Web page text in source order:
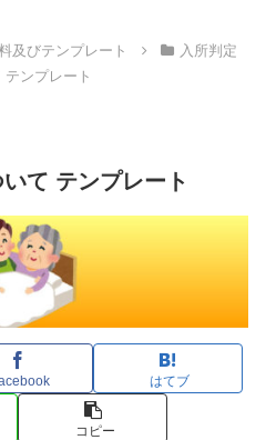
及びテンプレート
入所判定
ンプレート
て テンプレート
はてブ
コピー